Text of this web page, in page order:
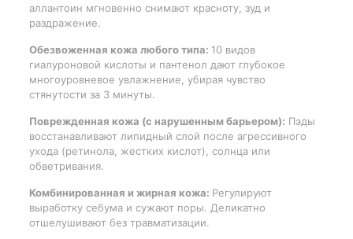
аллантоин мгновенно снимают красноту, зуд и
раздражение.
Обезвоженная кожа любого типа: 10 видов
гиалуроновой кислоты и пантенол дают глубокое
многоуровневое увлажнение, убирая чувство
стянутости за 3 минуты.
Поврежденная кожа (с нарушенным барьером): Пэды
восстанавливают липидный слой после агрессивного
ухода (ретинола, жестких кислот), солнца или
обветривания.
Комбинированная и жирная кожа: Регулируют
выработку себума и сужают поры. Деликатно
отшелушивают без травматизации.